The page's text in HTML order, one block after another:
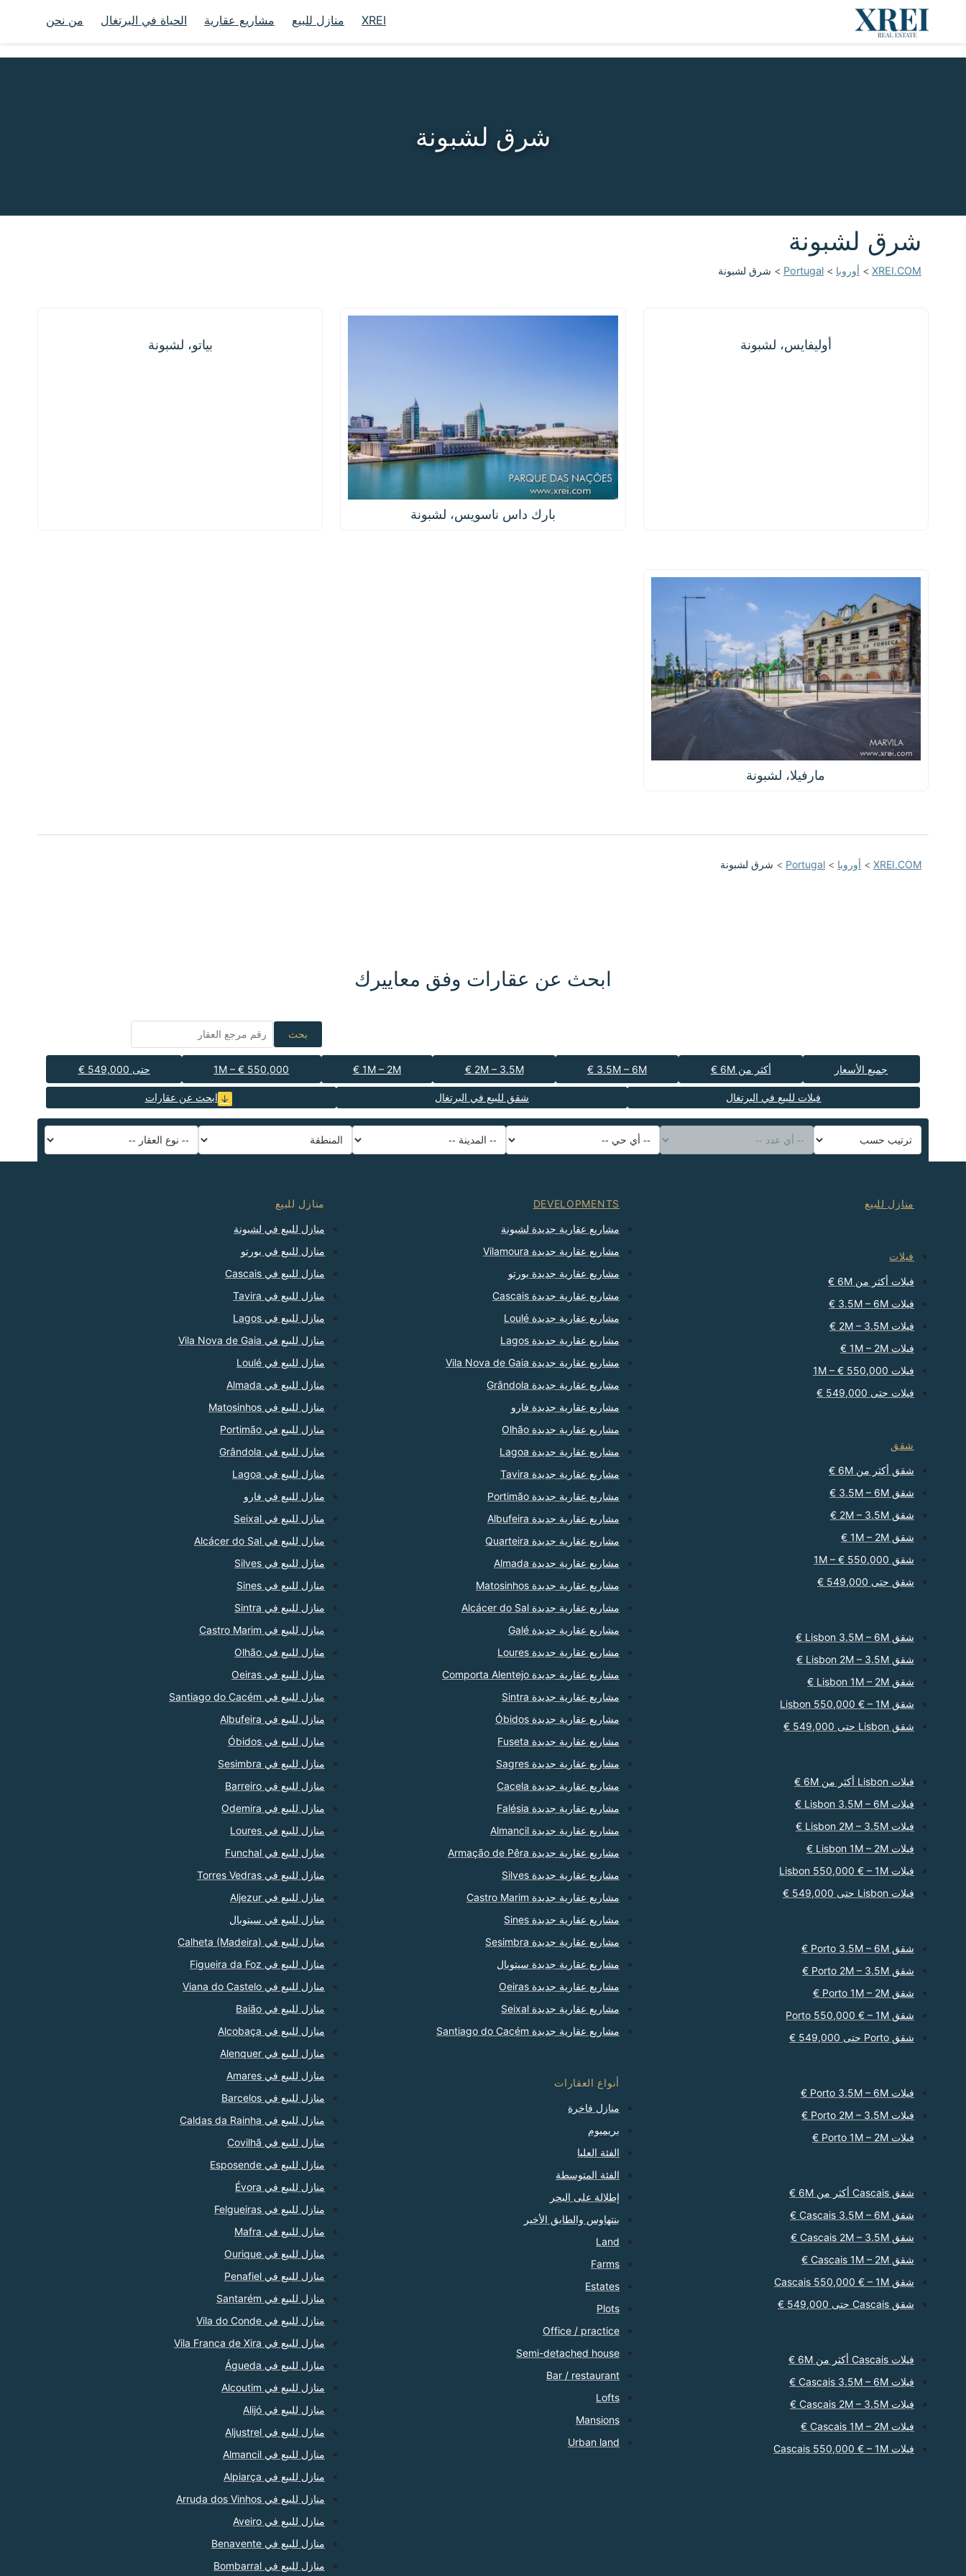
XREI منازل للبيع مشاريع عقارية الحياة في البرتغال من نحن
شرق لشبونة
شرق لشبونة
XREI.COM
> أوروبا >
Portugal
> شرق لشبونة
أوليفايس، لشبونة
بارك داس ناسويس، لشبونة
بياتو، لشبونة
مارفيلا، لشبونة
XREI.COM
> أوروبا >
Portugal
> شرق لشبونة
ابحث عن عقارات وفق معاييرك
بحث
جميع الأسعار أكثر من 6M € 3.5M – 6M €
2M – 3.5M €
1M – 2M €
550,000 € – 1M حتى 549,000 €
فيلات للبيع في البرتغال شقق للبيع في البرتغال ابحث عن عقارات
-- نوع العقار --
المنطقة
-- المدينة --
-- أي حي --
-- أي عدد --
ترتيب حسب
منازل للبيع
فيلات
فيلات أكثر من 6M €
فيلات 3.5M – 6M €
فيلات 2M – 3.5M €
فيلات 1M – 2M €
فيلات 550,000 € – 1M
فيلات حتى 549,000 €
شقق
شقق أكثر من 6M €
شقق 3.5M – 6M €
شقق 2M – 3.5M €
شقق 1M – 2M €
شقق 550,000 € – 1M
شقق حتى 549,000 €
شقق Lisbon 3.5M – 6M €
شقق Lisbon 2M – 3.5M €
شقق Lisbon 1M – 2M €
شقق Lisbon 550,000 € – 1M
شقق Lisbon حتى 549,000 €
فيلات Lisbon أكثر من 6M €
فيلات Lisbon 3.5M – 6M €
فيلات Lisbon 2M – 3.5M €
فيلات Lisbon 1M – 2M €
فيلات Lisbon 550,000 € – 1M
فيلات Lisbon حتى 549,000 €
شقق Porto 3.5M – 6M €
شقق Porto 2M – 3.5M €
شقق Porto 1M – 2M €
شقق Porto 550,000 € – 1M
شقق Porto حتى 549,000 €
فيلات Porto 3.5M – 6M €
فيلات Porto 2M – 3.5M €
فيلات Porto 1M – 2M €
شقق Cascais أكثر من 6M €
شقق Cascais 3.5M – 6M €
شقق Cascais 2M – 3.5M €
شقق Cascais 1M – 2M €
شقق Cascais 550,000 € – 1M
شقق Cascais حتى 549,000 €
فيلات Cascais أكثر من 6M €
فيلات Cascais 3.5M – 6M €
فيلات Cascais 2M – 3.5M €
فيلات Cascais 1M – 2M €
فيلات Cascais 550,000 € – 1M
DEVELOPMENTS
مشاريع عقارية جديدة لشبونة
مشاريع عقارية جديدة Vilamoura
مشاريع عقارية جديدة بورتو
مشاريع عقارية جديدة Cascais
مشاريع عقارية جديدة Loulé
مشاريع عقارية جديدة Lagos
مشاريع عقارية جديدة Vila Nova de Gaia
مشاريع عقارية جديدة Grândola
مشاريع عقارية جديدة فارو
مشاريع عقارية جديدة Olhão
مشاريع عقارية جديدة Lagoa
مشاريع عقارية جديدة Tavira
مشاريع عقارية جديدة Portimão
مشاريع عقارية جديدة Albufeira
مشاريع عقارية جديدة Quarteira
مشاريع عقارية جديدة Almada
مشاريع عقارية جديدة Matosinhos
مشاريع عقارية جديدة Alcácer do Sal
مشاريع عقارية جديدة Galé
مشاريع عقارية جديدة Loures
مشاريع عقارية جديدة Comporta Alentejo
مشاريع عقارية جديدة Sintra
مشاريع عقارية جديدة Óbidos
مشاريع عقارية جديدة Fuseta
مشاريع عقارية جديدة Sagres
مشاريع عقارية جديدة Cacela
مشاريع عقارية جديدة Falésia
مشاريع عقارية جديدة Almancil
مشاريع عقارية جديدة Armação de Pêra
مشاريع عقارية جديدة Silves
مشاريع عقارية جديدة Castro Marim
مشاريع عقارية جديدة Sines
مشاريع عقارية جديدة Sesimbra
مشاريع عقارية جديدة سيتوبال
مشاريع عقارية جديدة Oeiras
مشاريع عقارية جديدة Seixal
مشاريع عقارية جديدة Santiago do Cacém
أنواع العقارات
منازل فاخرة
بريميوم
الفئة العليا
الفئة المتوسطة
إطلالة على البحر
بنتهاوس والطابق الأخير
Land
Farms
Estates
Plots
Office / practice
Semi-detached house
Bar / restaurant
Lofts
Mansions
Urban land
منازل للبيع
منازل للبيع في لشبونة
منازل للبيع في بورتو
منازل للبيع في Cascais
منازل للبيع في Tavira
منازل للبيع في Lagos
منازل للبيع في Vila Nova de Gaia
منازل للبيع في Loulé
منازل للبيع في Almada
منازل للبيع في Matosinhos
منازل للبيع في Portimão
منازل للبيع في Grândola
منازل للبيع في Lagoa
منازل للبيع في فارو
منازل للبيع في Seixal
منازل للبيع في Alcácer do Sal
منازل للبيع في Silves
منازل للبيع في Sines
منازل للبيع في Sintra
منازل للبيع في Castro Marim
منازل للبيع في Olhão
منازل للبيع في Oeiras
منازل للبيع في Santiago do Cacém
منازل للبيع في Albufeira
منازل للبيع في Óbidos
منازل للبيع في Sesimbra
منازل للبيع في Barreiro
منازل للبيع في Odemira
منازل للبيع في Loures
منازل للبيع في Funchal
منازل للبيع في Torres Vedras
منازل للبيع في Aljezur
منازل للبيع في سيتوبال
منازل للبيع في Calheta (Madeira)
منازل للبيع في Figueira da Foz
منازل للبيع في Viana do Castelo
منازل للبيع في Baião
منازل للبيع في Alcobaça
منازل للبيع في Alenquer
منازل للبيع في Amares
منازل للبيع في Barcelos
منازل للبيع في Caldas da Rainha
منازل للبيع في Covilhã
منازل للبيع في Esposende
منازل للبيع في Évora
منازل للبيع في Felgueiras
منازل للبيع في Mafra
منازل للبيع في Ourique
منازل للبيع في Penafiel
منازل للبيع في Santarém
منازل للبيع في Vila do Conde
منازل للبيع في Vila Franca de Xira
منازل للبيع في Águeda
منازل للبيع في Alcoutim
منازل للبيع في Alijó
منازل للبيع في Aljustrel
منازل للبيع في Almancil
منازل للبيع في Alpiarça
منازل للبيع في Arruda dos Vinhos
منازل للبيع في Aveiro
منازل للبيع في Benavente
منازل للبيع في Bombarral